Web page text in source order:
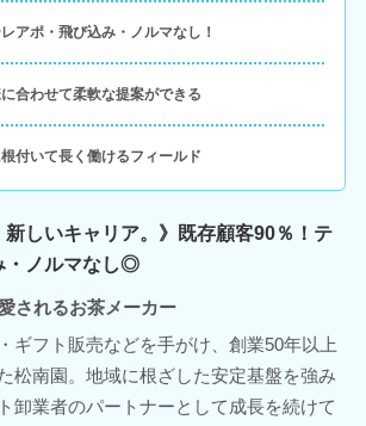
アポ・飛び込み・ノルマなし！
に合わせて柔軟な提案ができる
根付いて長く働けるフィールド
新しいキャリア。》既存顧客90％！テ
・ノルマなし◎
されるお茶メーカー
ギフト販売などを手がけ、創業50年以上
松南園。地域に根ざした安定基盤を強み
卸業者のパートナーとして成長を続けて